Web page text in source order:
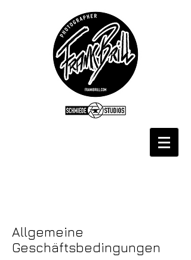
Allgemeine
Geschäftsbedingungen